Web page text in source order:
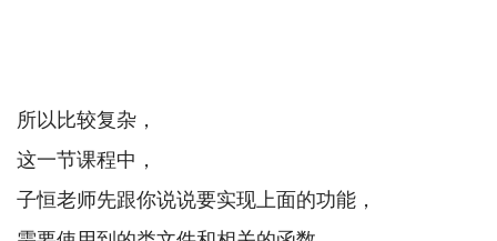
所以比较复杂，
这一节课程中，
子恒老师先跟你说说要实现上面的功能，